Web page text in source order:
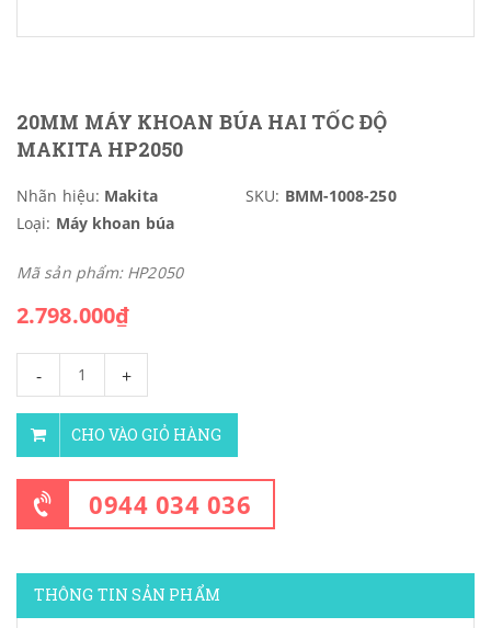
20MM MÁY KHOAN BÚA HAI TỐC ĐỘ
MAKITA HP2050
Nhãn hiệu: Makita SKU: BMM-1008-250
Loại: Máy khoan búa
Mã sản phẩm: HP2050
2.798.000₫
- +
CHO VÀO GIỎ HÀNG
0944 034 036
THÔNG TIN SẢN PHẨM